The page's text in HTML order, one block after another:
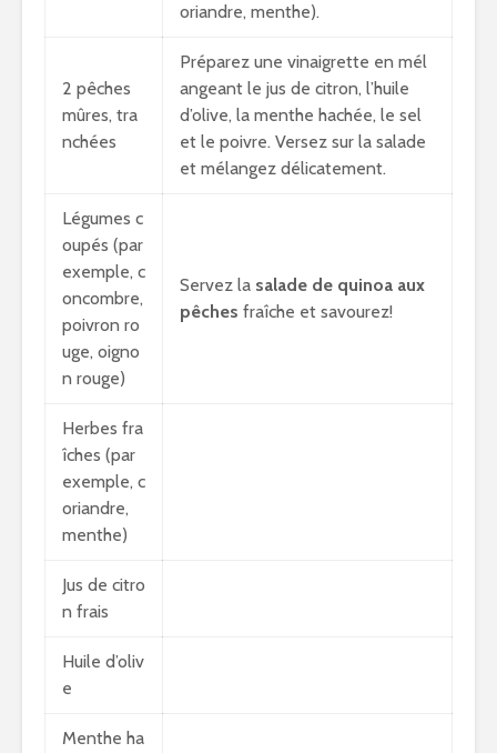
oriandre, menthe).
2 pêches
mûres, tra
nchées
Préparez une vinaigrette en mél
angeant le jus de citron, l’huile
d’olive, la menthe hachée, le sel
et le poivre. Versez sur la salade
et mélangez délicatement.
Légumes c
oupés (par
exemple, c
oncombre,
poivron ro
uge, oigno
n rouge)
Servez la salade de quinoa aux
pêches fraîche et savourez!
Herbes fra
îches (par
exemple, c
oriandre,
menthe)
Jus de citro
n frais
Huile d’oliv
e
Menthe ha